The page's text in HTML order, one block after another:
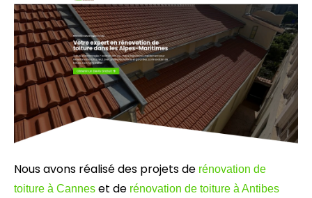
Nous avons réalisé des projets de rénovation de
toiture à Cannes et de rénovation de toiture à Antibes